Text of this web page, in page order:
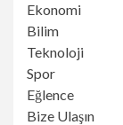
Ekonomi
Bilim
Teknoloji
Spor
Eğlence
Bize Ulaşın